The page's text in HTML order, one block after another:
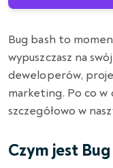
Bug bash to
wypuszczasz na
deweloperów,
marketing. Po co
szczegółowo w
Czym jest Bug